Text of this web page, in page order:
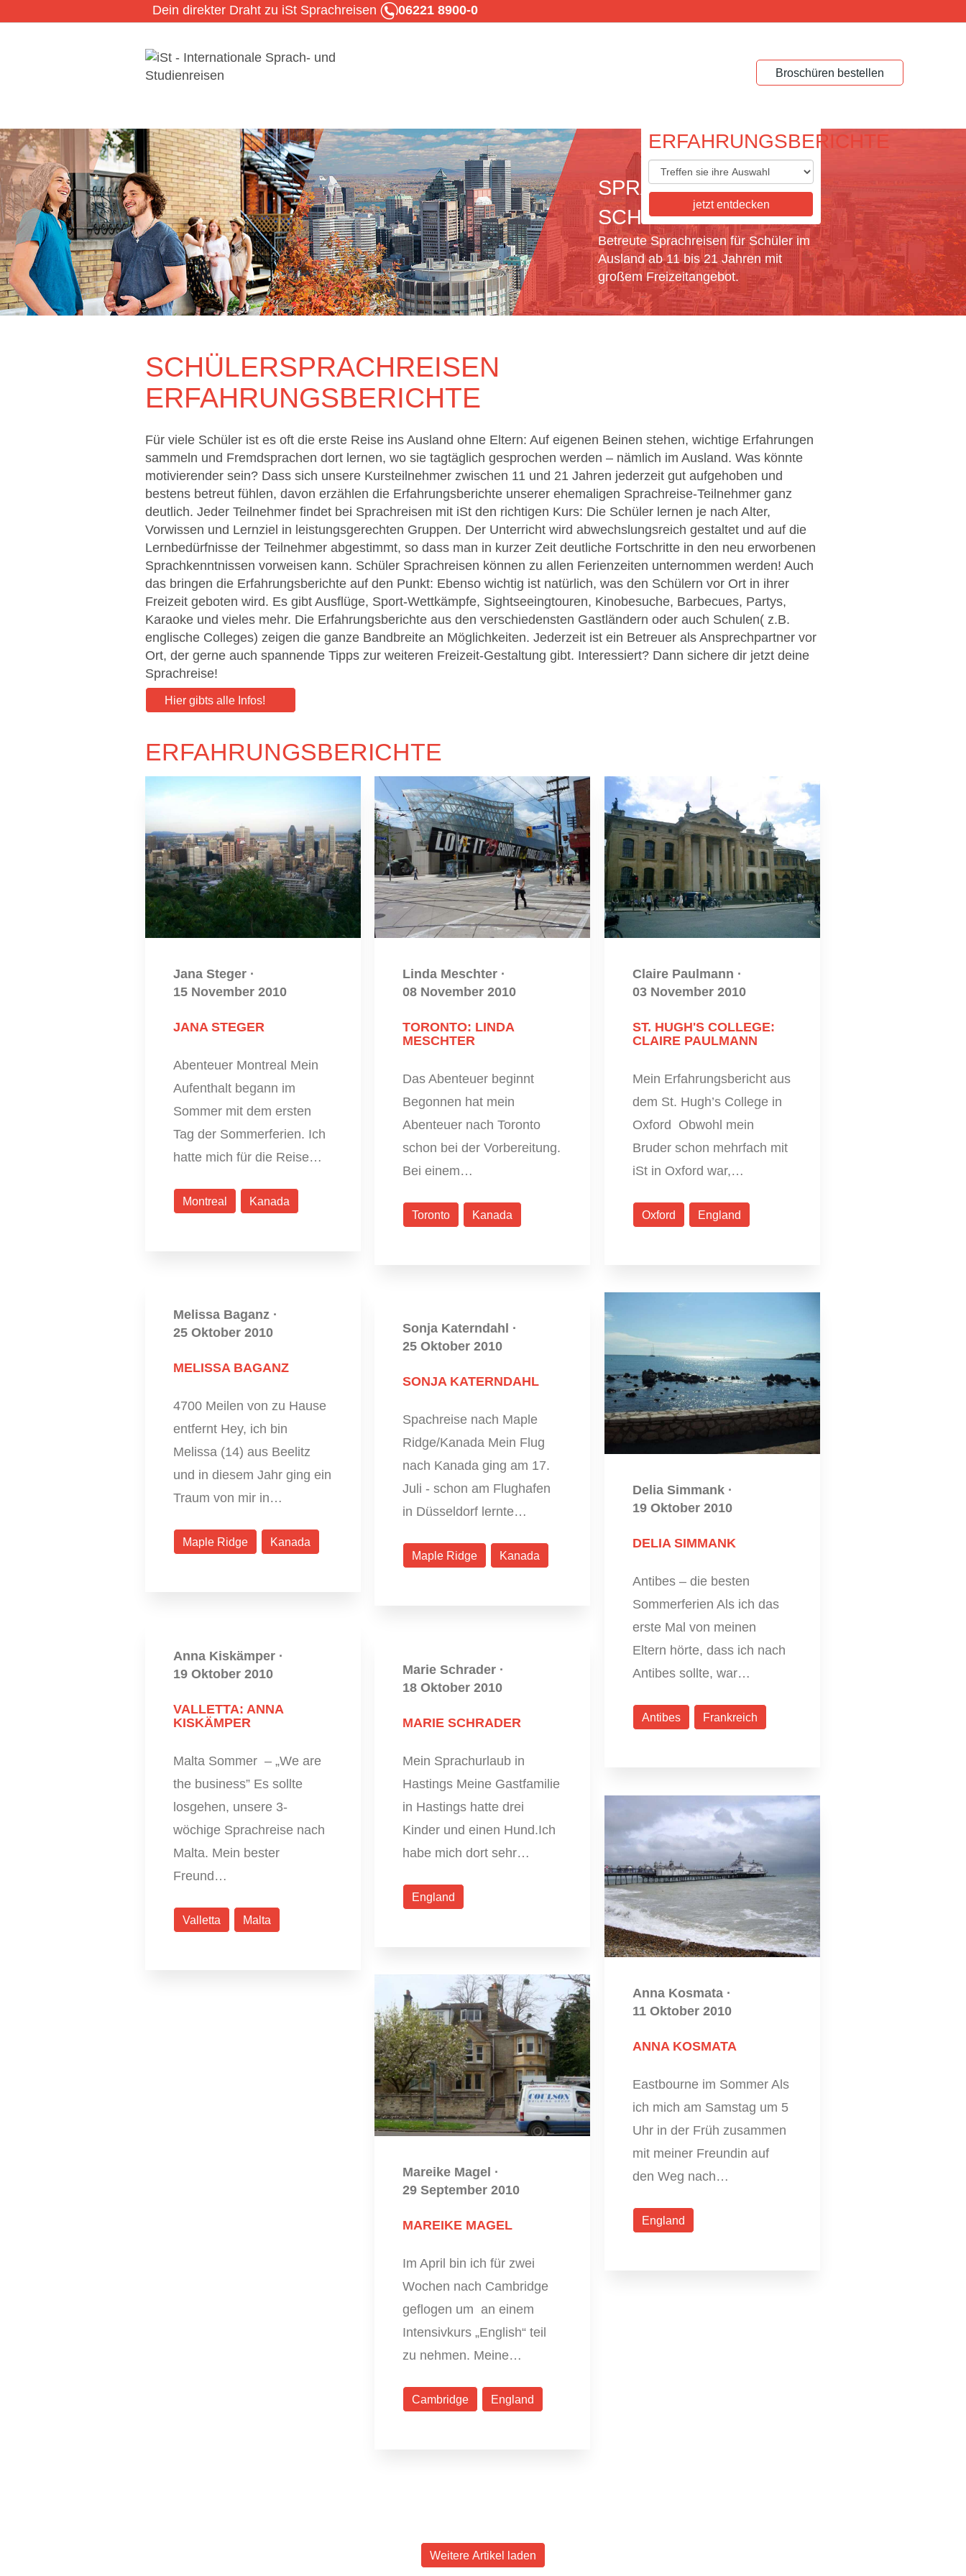
Dein direkter Draht zu iSt Sprachreisen 06221 8900-0
Broschüren bestellen
ERFAHRUNGSBERICHTE
jetzt entdecken
SPRACHREISEN FÜR
SCHÜLER
Betreute Sprachreisen für Schüler im
Ausland ab 11 bis 21 Jahren mit
großem Freizeitangebot.
SCHÜLERSPRACHREISEN
ERFAHRUNGSBERICHTE
Für viele Schüler ist es oft die erste Reise ins Ausland ohne Eltern: Auf eigenen Beinen stehen, wichtige Erfahrungen
sammeln und Fremdsprachen dort lernen, wo sie tagtäglich gesprochen werden – nämlich im Ausland. Was könnte
motivierender sein? Dass sich unsere Kursteilnehmer zwischen 11 und 21 Jahren jederzeit gut aufgehoben und
bestens betreut fühlen, davon erzählen die Erfahrungsberichte unserer ehemaligen Sprachreise-Teilnehmer ganz
deutlich. Jeder Teilnehmer findet bei Sprachreisen mit iSt den richtigen Kurs: Die Schüler lernen je nach Alter,
Vorwissen und Lernziel in leistungsgerechten Gruppen. Der Unterricht wird abwechslungsreich gestaltet und auf die
Lernbedürfnisse der Teilnehmer abgestimmt, so dass man in kurzer Zeit deutliche Fortschritte in den neu erworbenen
Sprachkenntnissen vorweisen kann. Schüler Sprachreisen können zu allen Ferienzeiten unternommen werden! Auch
das bringen die Erfahrungsberichte auf den Punkt: Ebenso wichtig ist natürlich, was den Schülern vor Ort in ihrer
Freizeit geboten wird. Es gibt Ausflüge, Sport-Wettkämpfe, Sightseeingtouren, Kinobesuche, Barbecues, Partys,
Karaoke und vieles mehr. Die Erfahrungsberichte aus den verschiedensten Gastländern oder auch Schulen( z.B.
englische Colleges) zeigen die ganze Bandbreite an Möglichkeiten. Jederzeit ist ein Betreuer als Ansprechpartner vor
Ort, der gerne auch spannende Tipps zur weiteren Freizeit-Gestaltung gibt. Interessiert? Dann sichere dir jetzt deine
Sprachreise!
Hier gibts alle Infos!
ERFAHRUNGSBERICHTE
Jana Steger ·
15 November 2010
JANA STEGER
Abenteuer Montreal Mein
Aufenthalt begann im
Sommer mit dem ersten
Tag der Sommerferien. Ich
hatte mich für die Reise…
Montreal Kanada
Linda Meschter ·
08 November 2010
TORONTO: LINDA
MESCHTER
Das Abenteuer beginnt
Begonnen hat mein
Abenteuer nach Toronto
schon bei der Vorbereitung.
Bei einem…
Toronto Kanada
Claire Paulmann ·
03 November 2010
ST. HUGH'S COLLEGE:
CLAIRE PAULMANN
Mein Erfahrungsbericht aus
dem St. Hugh’s College in
Oxford Obwohl mein
Bruder schon mehrfach mit
iSt in Oxford war,…
Oxford England
Melissa Baganz ·
25 Oktober 2010
MELISSA BAGANZ
4700 Meilen von zu Hause
entfernt Hey, ich bin
Melissa (14) aus Beelitz
und in diesem Jahr ging ein
Traum von mir in…
Maple Ridge Kanada
Sonja Katerndahl ·
25 Oktober 2010
SONJA KATERNDAHL
Spachreise nach Maple
Ridge/Kanada Mein Flug
nach Kanada ging am 17.
Juli - schon am Flughafen
in Düsseldorf lernte…
Maple Ridge Kanada
Delia Simmank ·
19 Oktober 2010
DELIA SIMMANK
Antibes – die besten
Sommerferien Als ich das
erste Mal von meinen
Eltern hörte, dass ich nach
Antibes sollte, war…
Antibes Frankreich
Anna Kiskämper ·
19 Oktober 2010
VALLETTA: ANNA
KISKÄMPER
Malta Sommer – „We are
the business” Es sollte
losgehen, unsere 3-
wöchige Sprachreise nach
Malta. Mein bester
Freund…
Valletta Malta
Marie Schrader ·
18 Oktober 2010
MARIE SCHRADER
Mein Sprachurlaub in
Hastings Meine Gastfamilie
in Hastings hatte drei
Kinder und einen Hund.Ich
habe mich dort sehr…
England
Anna Kosmata ·
11 Oktober 2010
ANNA KOSMATA
Eastbourne im Sommer Als
ich mich am Samstag um 5
Uhr in der Früh zusammen
mit meiner Freundin auf
den Weg nach…
England
Mareike Magel ·
29 September 2010
MAREIKE MAGEL
Im April bin ich für zwei
Wochen nach Cambridge
geflogen um an einem
Intensivkurs „English“ teil
zu nehmen. Meine…
Cambridge England
Weitere Artikel laden